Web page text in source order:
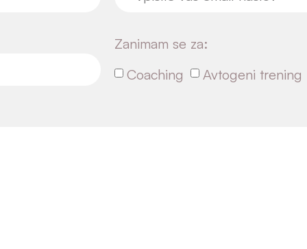
Zanimam se za:
Coaching
Avtogeni trening